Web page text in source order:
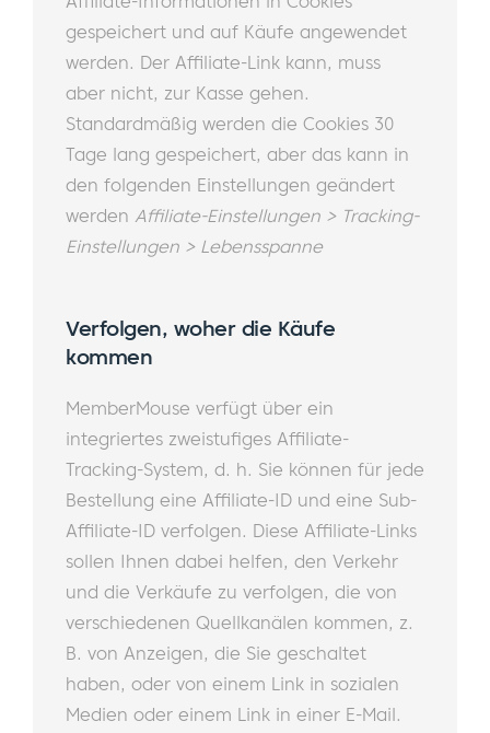
gespeichert und auf Käufe angewendet
werden. Der Affiliate-Link kann, muss
aber nicht, zur Kasse gehen.
Standardmäßig werden die Cookies 30
Tage lang gespeichert, aber das kann in
den folgenden Einstellungen geändert
werden Affiliate-Einstellungen > Tracking-
Einstellungen > Lebensspanne
Verfolgen, woher die Käufe
kommen
MemberMouse verfügt über ein
integriertes zweistufiges Affiliate-
Tracking-System, d. h. Sie können für jede
Bestellung eine Affiliate-ID und eine Sub-
Affiliate-ID verfolgen. Diese Affiliate-Links
sollen Ihnen dabei helfen, den Verkehr
und die Verkäufe zu verfolgen, die von
verschiedenen Quellkanälen kommen, z.
B. von Anzeigen, die Sie geschaltet
haben, oder von einem Link in sozialen
Medien oder einem Link in einer E-Mail.